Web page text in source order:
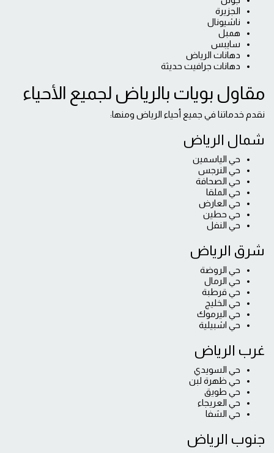
الجزيرة
ناشيونال
همبل
سايبس
دهانات الرياض
دهانات جرافيت حديثة
مقاول بويات بالرياض لجميع الأحياء
نقدم خدماتنا في جميع أحياء الرياض ومنها:
شمال الرياض
حي الياسمين
حي النرجس
حي الصحافة
حي الملقا
حي العارض
حي حطين
حي النفل
شرق الرياض
حي الروضة
حي الرمال
حي قرطبة
حي الخليج
حي اليرموك
حي اشبيلية
غرب الرياض
حي السويدي
حي ظهرة لبن
حي طويق
حي العريجاء
حي الشفا
جنوب الرياض